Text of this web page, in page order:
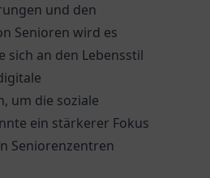
und den
Senioren wird es
sich an den Lebensstil
um die soziale
ein stärkerer Fokus
Seniorenzentren